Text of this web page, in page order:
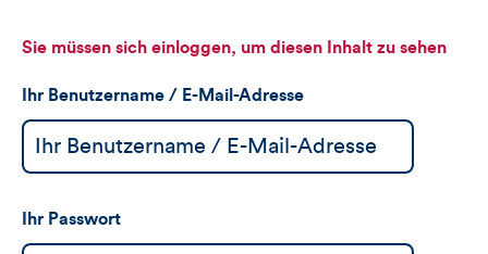
sehen
Sie müssen sich einloggen, um diesen Inhalt zu sehen
Ihr Benutzername / E-Mail-Adresse
Ihr Passwort